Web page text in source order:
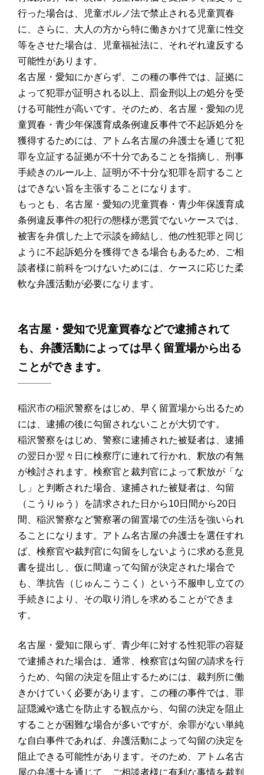
行った場合は、児童ポルノ法で禁止される児童買春
に、さらに、大人の方から特に働きかけて児童に性交
等をさせた場合は、児童福祉法に、それぞれ違反する
可能性があります。
名古屋・愛知にかぎらず、この種の事件では、証拠に
よって犯罪が証明される以上、罰金刑以上の処分を受
ける可能性が高いです。そのため、名古屋・愛知の児
童買春・青少年保護育成条例違反事件で不起訴処分を
獲得するためには、アトム名古屋の弁護士を通じて犯
罪を立証する証拠が不十分であることを指摘し、刑事
手続きのルール上、証明が不十分な犯罪を罰すること
はできない旨を主張することになります。
もっとも、名古屋・愛知の児童買春・青少年保護育成
条例違反事件の犯行の態様が悪質でないケースでは、
被害を弁償した上で示談を締結し、他の性犯罪と同じ
ように不起訴処分を獲得できる場合もあるため、ご相
談者様に前科をつけないためには、ケースに応じた柔
軟な弁護活動が必要になります。
名古屋・愛知で児童買春などで逮捕されて
も、弁護活動によっては早く留置場から出る
ことができます。
稲沢市の稲沢警察をはじめ、早く留置場から出るため
には、逮捕の後に勾留されないことが大切です。
稲沢警察をはじめ、警察に逮捕された被疑者は、逮捕
の翌日か翌々日に検察庁に連れて行かれ、釈放の有無
が検討されます。検察官と裁判官によって釈放が「な
し」と判断された場合、逮捕された被疑者は、勾留
（こうりゅう）を請求された日から10日間から20日
間、稲沢警察など警察署の留置場での生活を強いられ
ることになります。アトム名古屋の弁護士を選任すれ
ば、検察官や裁判官に勾留をしないように求める意見
書を提出し、仮に間違って勾留が決定された場合で
も、準抗告（じゅんこうこく）という不服申し立ての
手続きにより、その取り消しを求めることができま
す。
名古屋・愛知に限らず、青少年に対する性犯罪の容疑
で逮捕された場合は、通常、検察官は勾留の請求を行
うため、勾留の決定を阻止するためには、裁判所に働
きかけていく必要があります。この種の事件では、罪
証隠滅や逃亡を防止する観点から、勾留の決定を阻止
することが困難な場合が多いですが、余罪がない単純
な自白事件であれば、弁護活動によって勾留の決定を
阻止できる可能性があります。そのため、アトム名古
屋の弁護士を通じて、ご相談者様に有利な事情を裁判